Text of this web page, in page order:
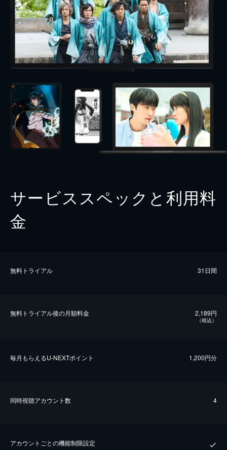
サービススペックと利用料
金
無料トライアル 31日間
無料トライアル後の⽉額料金 2,189円
（税込）
毎⽉もらえるU-NEXTポイント 1,200円分
同時視聴アカウント数 4
アカウントごとの機能制限設定